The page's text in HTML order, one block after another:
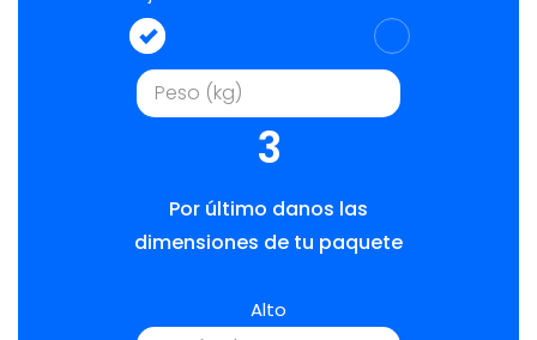
3
Por último danos las
dimensiones de tu paquete
Alto